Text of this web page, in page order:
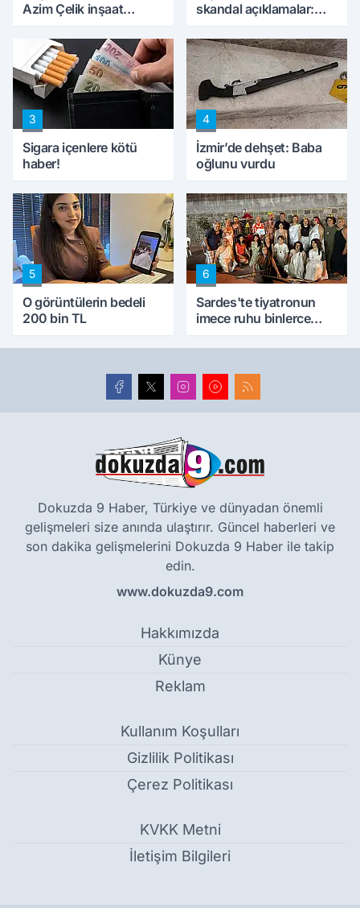
Azim Çelik inşaat
konuştu
skandal açıklamalar:
peynircilerimizi de
kıskaca aldı, müdahale
ettik'
3
Sigara içenlere kötü
haber!
4
İzmir’de dehşet: Baba
oğlunu vurdu
5
O görüntülerin bedeli
200 bin TL
6
Sardes'te tiyatronun
imece ruhu binlerce
Dokuzda 9 Haber, Türkiye ve dünyadan önemli
gelişmeleri size anında ulaştırır. Güncel haberleri ve
son dakika gelişmelerini Dokuzda 9 Haber ile takip
edin.
www.dokuzda9.com
Hakkımızda
Künye
Reklam
Kullanım Koşulları
Gizlilik Politikası
Çerez Politikası
KVKK Metni
İletişim Bilgileri